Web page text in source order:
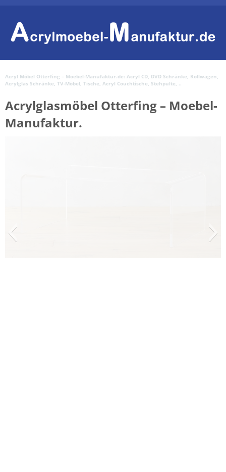
Acryl Möbel Otterfing – Moebel-Manufaktur.de: Acryl CD, DVD Schränke, Rollwagen,
Acrylglas Schränke, TV-Möbel, Tische, Acryl Couchtische, Stehpulte, ..
Acrylglasmöbel Otterfing – Moebel-
Manufaktur.